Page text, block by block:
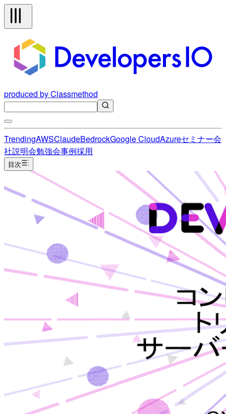
produced by Classmethod
TrendingAWSClaudeBedrockGoogle CloudAzureセミナー会
社説明会勉強会事例採用
目次